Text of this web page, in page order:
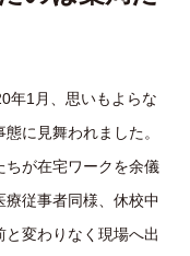
年1月、思いもよらな
に見舞われました。
ちが在宅ワークを余儀
療従事者同様、休校中
変わりなく現場へ出